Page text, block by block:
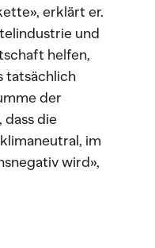
erklärt er.
und
helfen,
tatsächlich
der
dass die
im
wird»,